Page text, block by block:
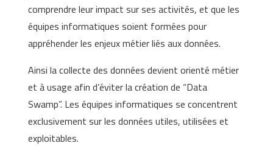
comprendre leur impact sur ses activités, et que les
équipes informatiques soient formées pour
appréhender les enjeux métier liés aux données.
Ainsi la collecte des données devient orienté métier
et à usage afin d’éviter la création de “Data
Swamp”. Les équipes informatiques se concentrent
exclusivement sur les données utiles, utilisées et
exploitables.